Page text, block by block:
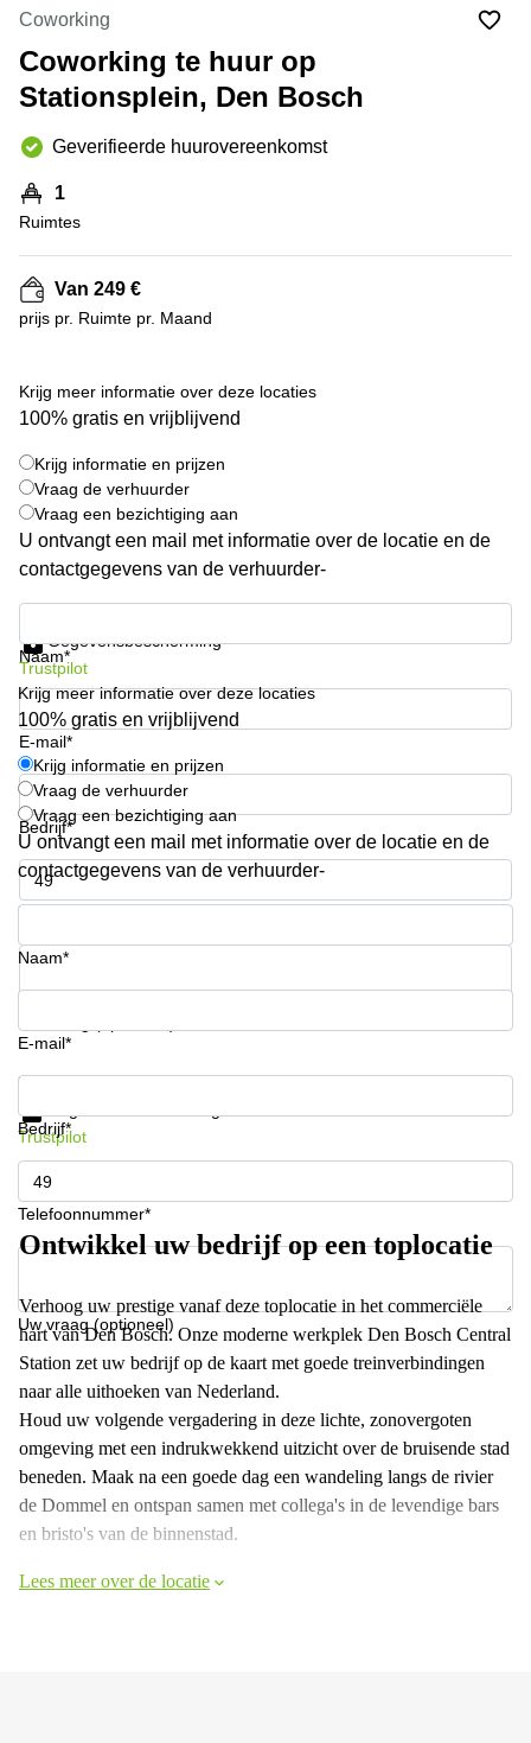
Hengelo
Hilversum
Hoofddorp
Deventer
Rotterdam
Tiel
Zwolle
Bodegraven-
Reeuwijk
Business
center
Arnhem
Business
Amsterdam
Westpoort
Business
center
Hilversum
Den
Haag
space
Breda
Coworking
Arnhem
Coworking
space
Hilversum
Coworking
space
Zwolle
Coworking
Haarlem
Kantoor
Huren
Hengelo
Nijmegen
Coworking
Coworking te huur op
Stationsplein, Den Bosch
Geverifieerde huurovereenkomst
1
Ruimtes
Van 249 €
prijs pr. Ruimte pr. Maand
Krijg meer informatie over deze locaties
100% gratis en vrijblijvend
Krijg informatie en prijzen
Vraag de verhuurder
Vraag een bezichtiging aan
U ontvangt een mail met informatie over de locatie en de
contactgegevens van de verhuurder-
Naam*
E-mail*
Bedrijf*
Telefoonnummer*
Gegevensbescherming
Trustpilot
Krijg meer informatie over deze locaties
100% gratis en vrijblijvend
Krijg informatie en prijzen
Vraag de verhuurder
Vraag een bezichtiging aan
U ontvangt een mail met informatie over de locatie en de
contactgegevens van de verhuurder-
Naam*
E-mail*
Bedrijf*
Telefoonnummer*
Uw vraag (optioneel)
Krijg informatie en prijzen
Trustpilot
Ontwikkel uw bedrijf op een toplocatie
Verhoog uw prestige vanaf deze toplocatie in het commerciële
hart van Den Bosch. Onze moderne werkplek Den Bosch Central
Station zet uw bedrijf op de kaart met goede treinverbindingen
naar alle uithoeken van Nederland.
Houd uw volgende vergadering in deze lichte, zonovergoten
omgeving met een indrukwekkend uitzicht over de bruisende stad
beneden. Maak na een goede dag een wandeling langs de rivier
de Dommel en ontspan samen met collega's in de levendige bars
en bristo's van de binnenstad.
Lees meer over de locatie